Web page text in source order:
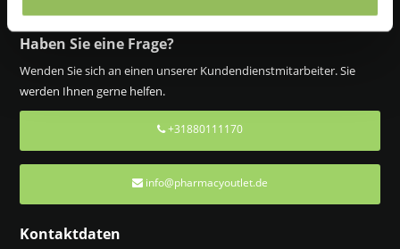
Haben Sie eine Frage?
Wenden Sie sich an einen unserer Kundendienstmitarbeiter. Sie
werden Ihnen gerne helfen.
+31880111170
info@pharmacyoutlet.de
Kontaktdaten